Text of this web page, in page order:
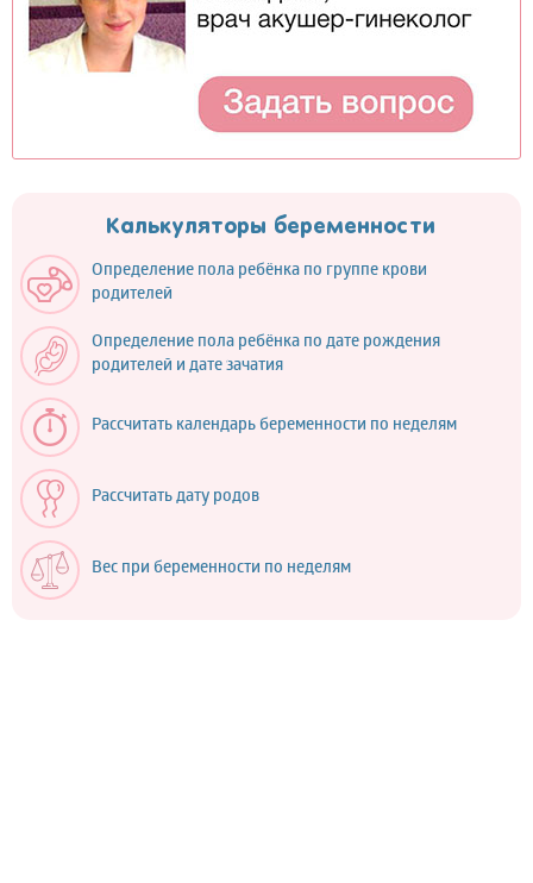
Калькуляторы беременности
Определение пола ребёнка по группе крови
родителей
Определение пола ребёнка по дате рождения
родителей и дате зачатия
Рассчитать календарь беременности по неделям
Рассчитать дату родов
Вес при беременности по неделям